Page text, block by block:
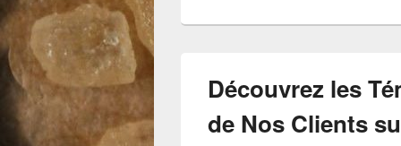
Découvrez les Témoignages Enthousiastes de Nos Clients sur www.achetermdma.com ! Chez www.achetermdma.com, nous sommes ravis d’annoncer que nos clients sont extrêmement satisfaits de notre service et de la qualité de nos produits ! Nous avons recueilli les avis de 60 personnes, hommes et femmes, qui partagent leur expérience positive avec nous. Ce Que Disent Nos Clients : Marie, 28 ans, Paris : « J’ai récemment commandé du MDMA sur ce site et je suis absolument ravie ! La qualité est exceptionnelle et la livraison depuis l’Espagne a été incroyablement rapide. Je recommande vivement ! » Jean, 34 ans, Lyon : « Acheter sur www.achetermdma.com a été une expérience fantastique. Les produits de design sont de très haute qualité, et le service client est top. La livraison en Allemagne a été rapide et discrète. » Sophie, 22 ans, Marseille : « Je suis tellement heureuse d’avoir trouvé ce site. Les MDMA et autres produits de design sont parfaitement conformes à la description. Livraison parfaite depuis l’Espagne. » Pierre, 40 ans, Toulouse : « Le service est impeccable ! Les produits sont excellents et le délai de livraison, que ce soit depuis l’Espagne ou l’Allemagne, est toujours respecté. Très satisfait ! » Julie, 30 ans, Nice : « Je commande régulièrement sur www.achetermdma.com et chaque fois, la qualité est au rendez-vous. Les envois sont rapides et bien emballés. Je suis très contente de ce service ! » Marc, 29 ans, Bordeaux : « Ce site est génial ! Les produits sont de première qualité et la livraison depuis l’Allemagne est toujours ponctuelle. Je ne pourrais pas demander mieux. » Claire, 25 ans, Lille : « Super expérience d’achat ! Le MDMA est pur et efficace, et la livraison depuis l’Espagne est toujours rapide. Je recommande fortement ! » Louis, 38 ans, Nantes : « J’adore ce site ! Les produits de design sont vraiment top et le service est impeccable. Les envois depuis l’Espagne sont toujours rapides et discrets. » Anaïs, 27 ans, Strasbourg : « Acheter du MDMA ici a été un jeu d’enfant. La qualité est au rendez-vous et la livraison, que ce soit depuis l’Espagne ou l’Allemagne, est toujours rapide. Très satisfait ! » David, 35 ans, Montpellier : « Le meilleur site pour acheter du MDMA et des produits de design ! Les envois sont toujours ponctuels et le service client est très réactif. Je recommande vivement ! » Laura, 33 ans, Rennes : « Le service est exceptionnel ! Les produits sont de qualité et les livraisons depuis l’Espagne sont toujours rapides et discrètes. Je suis vraiment contente de mes achats. » Paul, 26 ans, Grenoble : « Excellente expérience d’achat ! Le MDMA est de très bonne qualité et la livraison est toujours rapide. Merci à l’équipe de www.achetermdma.com ! » Emma, 31 ans, Aix-en-Provence : « Très contente de mon expérience d’achat sur ce site. La qualité des produits est top et la livraison, que ce soit depuis l’Espagne ou l’Allemagne, est toujours rapide. » Nicolas, 42 ans, Avignon : « Je suis impressionné par la rapidité et la discrétion des livraisons. Les produits de design sont excellents et le service est irréprochable. » Julie, 29 ans, Clermont-Ferrand : « Une très bonne expérience d’achat ! Les produits sont conformes à la description et la livraison est toujours rapide et discrète. Je recommande ce site sans hésitation. » Thomas, 37 ans, La Rochelle : « Ce site est top ! La qualité du MDMA est excellente et les envois depuis l’Espagne sont toujours rapides. Je suis très satisfait de mon achat. » Lucie, 24 ans, Rouen : « J’ai été agréablement surprise par la qualité des produits et la rapidité de la livraison. Le service est vraiment excellent ! » Antoine, 33 ans, Orléans : « J’achète régulièrement sur www.achetermdma.com et je suis toujours satisfait. Les produits sont de qualité et les